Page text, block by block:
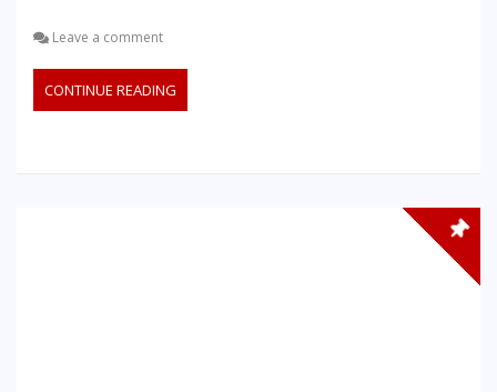
Leave a comment
CONTINUE READING